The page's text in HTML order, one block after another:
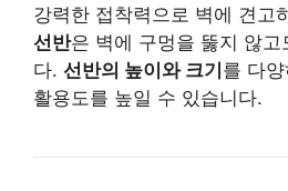
강력한 접착력으로 벽에 견고
선반은 벽에 구멍을 뚫지 않고
다. 선반의 높이와 크기 를 다
활용도를 높일 수 있습니다.